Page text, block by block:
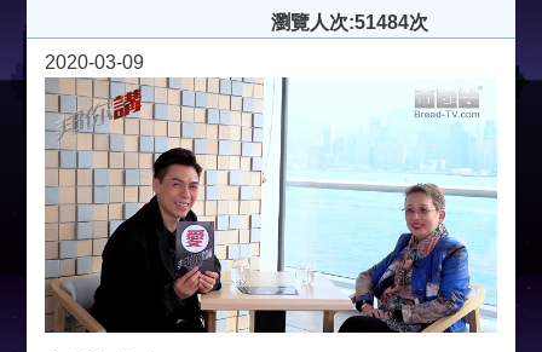
瀏覽人次:51484次
2020-03-09